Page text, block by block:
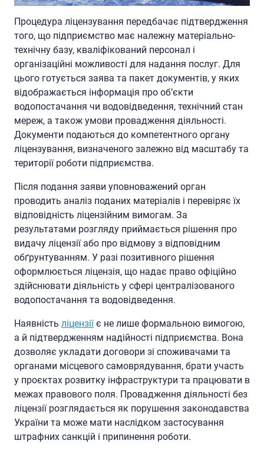
Процедура ліцензування передбачає підтвердження
того, що підприємство має належну матеріально-
технічну базу, кваліфікований персонал і
організаційні можливості для надання послуг. Для
цього готується заява та пакет документів, у яких
відображається інформація про об’єкти
водопостачання чи водовідведення, технічний стан
мереж, а також умови провадження діяльності.
Документи подаються до компетентного органу
ліцензування, визначеного залежно від масштабу та
території роботи підприємства.
Після подання заяви уповноважений орган
проводить аналіз поданих матеріалів і перевіряє їх
відповідність ліцензійним вимогам. За
результатами розгляду приймається рішення про
видачу ліцензії або про відмову з відповідним
обґрунтуванням. У разі позитивного рішення
оформлюється ліцензія, що надає право офіційно
здійснювати діяльність у сфері централізованого
водопостачання та водовідведення.
Наявність ліцензіїє не лише формальною вимогою,
а й підтвердженням надійності підприємства. Вона
дозволяє укладати договори зі споживачами та
органами місцевого самоврядування, брати участь
у проєктах розвитку інфраструктури та працювати в
межах правового поля. Провадження діяльності без
ліцензії розглядається як порушення законодавства
України та може мати наслідком застосування
штрафних санкцій і припинення роботи.